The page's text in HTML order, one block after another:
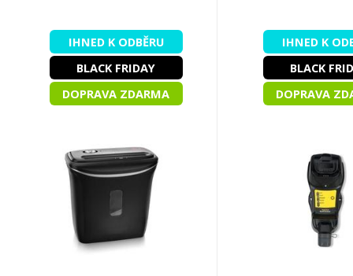
IHNED K ODBĚRU
BLACK FRIDAY
DOPRAVA ZDARMA
IHNED K
BLACK
DOPRAVA